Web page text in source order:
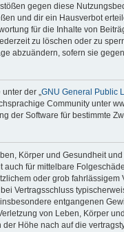
gegen diese
und dir ein Hausverbot
für die Inhalte von
zu löschen oder zu
abzuändern, sofern sie
der „GNU General Public
Community unter
der Software für bestimmte
Körper und Gesundheit
für mittelbare
oder grob
Vertragsschluss
entgangenen
von Leben, Körper
Höhe nach auf die